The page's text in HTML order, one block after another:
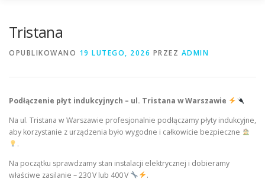
Tristana
OPUBLIKOWANO 19 LUTEGO, 2026 PRZEZ ADMIN
Podłączenie płyt indukcyjnych – ul. Tristana w Warszawie
Na ul. Tristana w Warszawie profesjonalnie podłączamy płyty indukcyjne,
aby korzystanie z urządzenia było wygodne i całkowicie bezpieczne
.
Na początku sprawdzamy stan instalacji elektrycznej i dobieramy
właściwe zasilanie – 230 V lub 400 V
.